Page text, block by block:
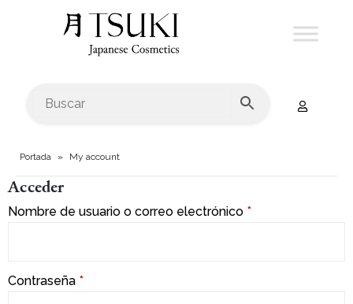
Portada » My account
Acceder
Nombre de usuario o correo electrónico *
Contraseña *